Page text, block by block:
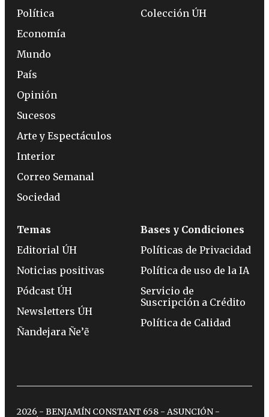
Política
Economía
Mundo
País
Opinión
Sucesos
Arte y Espectáculos
Interior
Correo Semanal
Sociedad
Colección ÚH
Temas
Editorial ÚH
Noticias positivas
Pódcast ÚH
Newsletters ÚH
Ñandejara Ñe’ẽ
Bases y Condiciones
Políticas de Privacidad
Política de uso de la IA
Servicio de
Suscripción a Crédito
Política de Calidad
2026 - BENJAMÍN CONSTANT 658 - ASUNCIÓN -